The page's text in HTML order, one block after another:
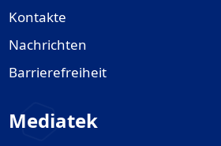
Kontakte
Nachrichten
Barrierefreiheit
Mediatek